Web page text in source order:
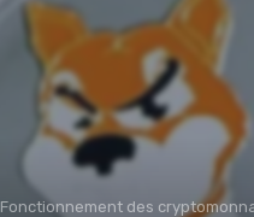
Fonctionnement des